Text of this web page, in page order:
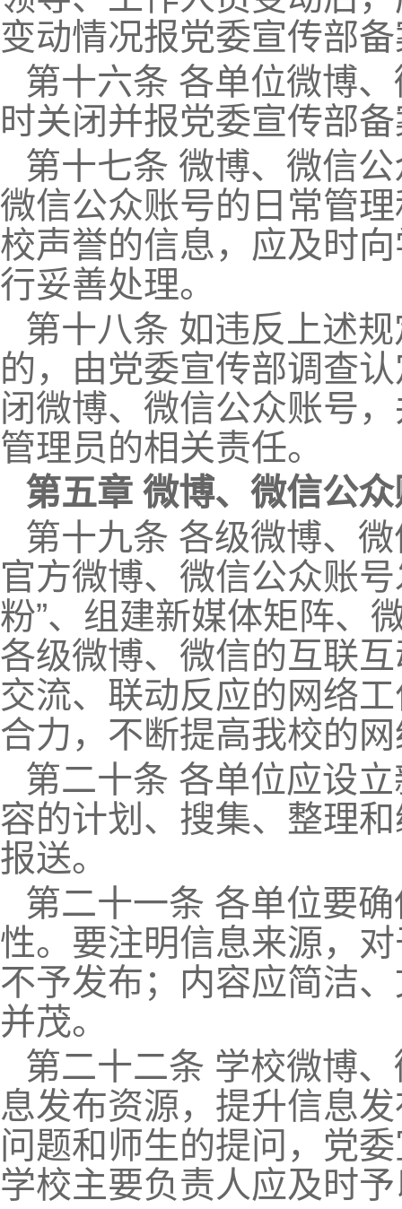
变动情况报党委宣传部
第十六条 各单位微博
时关闭并报党委宣传部
第十七条 微博、微信
微信公众账号的日常管
校声誉的信息，应及时
行妥善处理。
第十八条 如违反上述
的，由党委宣传部调查
闭微博、微信公众账号
管理员的相关责任。
第五章 微博、微信公
第十九条 各级微博、
官方微博、微信公众账
粉”、组建新媒体矩阵、
各级微博、微信的互联
交流、联动反应的网络
合力，不断提高我校的
第二十条 各单位应设
容的计划、搜集、整理
报送。
第二十一条 各单位要
性。要注明信息来源，
不予发布；内容应简洁
并茂。
第二十二条 学校微博
息发布资源，提升信息
问题和师生的提问，党
学校主要负责人应及时